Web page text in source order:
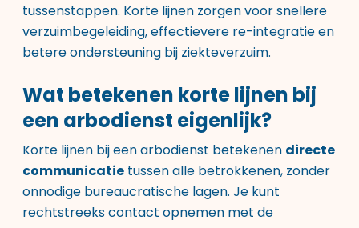
tussenstappen. Korte lijnen zorgen voor snellere
verzuimbegeleiding, effectievere re-integratie en
betere ondersteuning bij ziekteverzuim.
Wat betekenen korte lijnen bij
een arbodienst eigenlijk?
Korte lijnen bij een arbodienst betekenen directe
communicatie tussen alle betrokkenen, zonder
onnodige bureaucratische lagen. Je kunt
rechtstreeks contact opnemen met de